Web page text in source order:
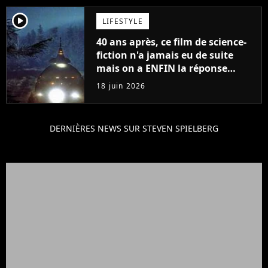
player2 LIFESTYLE
40 ans après, ce film de science-
fiction n'a jamais eu de suite
mais on a ENFIN la réponse
qu'on attendait tous
18 juin 2026
DERNIÈRES NEWS SUR STEVEN SPIELBERG